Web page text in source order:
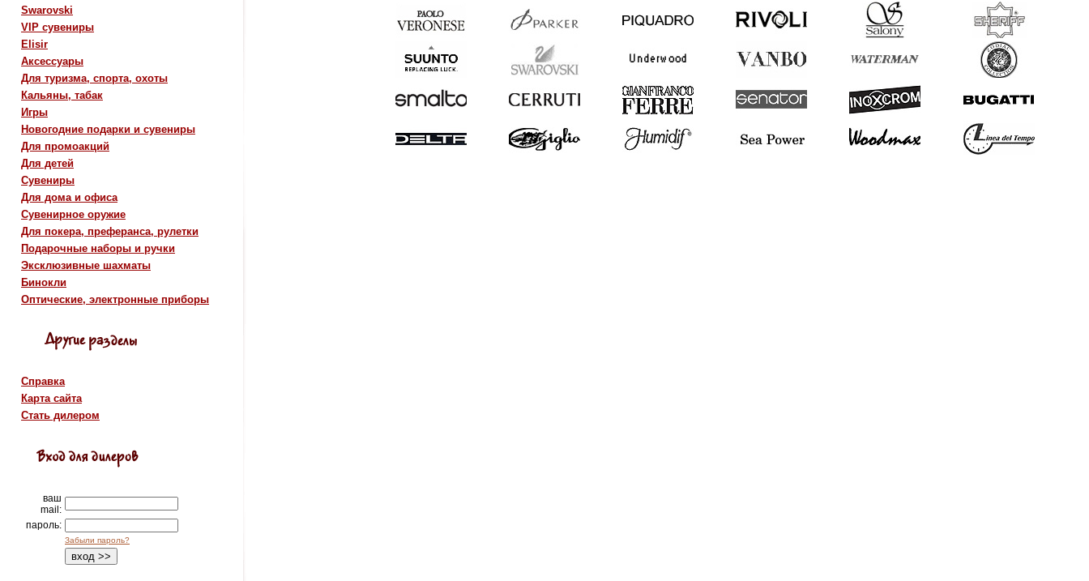
Swarovski
VIP сувениры
Elisir
Аксессуары
Для туризма, спорта, охоты
Кальяны, табак
Игры
Новогодние подарки и сувениры
Для промоакций
Для детей
Сувениры
Для дома и офиса
Сувенирное оружие
Для покера, преферанса, рулетки
Подарочные наборы и ручки
Эксклюзивные шахматы
Бинокли
Оптические, электронные приборы
Справка
Карта сайта
Стать дилером
ваш
mail:
пароль:
Забыли пароль?